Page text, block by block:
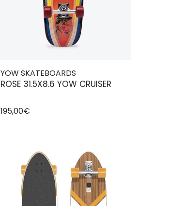
YOW SKATEBOARDS
ROSE 31.5X8.6 YOW CRUISER
195,00€